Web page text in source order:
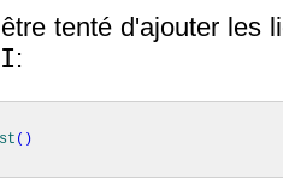
tenté d'ajouter les
:
( )